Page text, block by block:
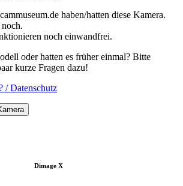
haben/hatten diese Kamera.
noch einwandfrei.
oder hatten es früher einmal? Bitte
kurze Fragen dazu!
/ Datenschutz
Dimage X